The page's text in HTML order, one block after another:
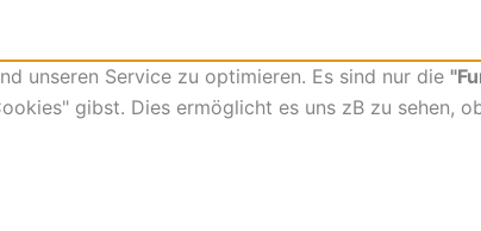
unseren Service zu optimieren. Es sind nur die
gibst. Dies ermöglicht es uns zB zu sehen,